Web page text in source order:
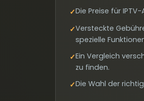
✓Die Preise für
✓Versteckte
spezielle
✓Ein Vergleich
zu finden.
✓Die Wahl der